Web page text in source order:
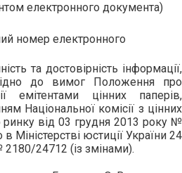
електронного документа)
номер електронного
та достовірність інформації,
до вимог Положення про
емітентами цінних паперів,
Національної комісії з цінних
ринку від 03 грудня 2013 року №
Міністерстві юстиції України 24
24712 (із змінами).